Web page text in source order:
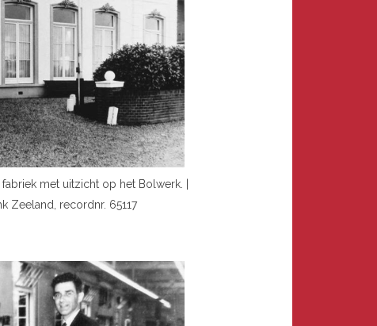
met uitzicht op het Bolwerk. |
Zeeland, recordnr. 65117